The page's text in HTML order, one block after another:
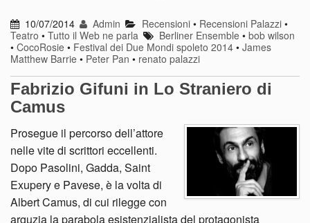
10/07/2014 Admin Recensioni• Recensioni Palazzi•
Teatro • Tutto il Web ne parla Berliner Ensemble •bob wilson
• CocoRosie • Festival dei Due Mondi spoleto 2014 • James
Matthew Barrie • Peter Pan • renato palazzi
Fabrizio Gifuni in Lo Straniero di
Camus
Prosegue il percorso dell’attore
nelle vite di scrittori eccellenti.
Dopo Pasolini, Gadda, Saint
Exupery e Pavese, è la volta di
Albert Camus, di cui rilegge con
arguzia la parabola esistenzialista del protagonista